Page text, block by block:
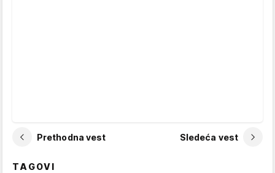
Prethodna vest Sledeća vest
TAGOVI